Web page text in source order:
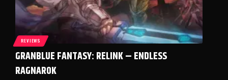
REVIEWS
GRANBLUE FANTASY: RELINK – ENDLESS
RAGNAROK